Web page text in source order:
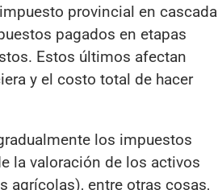
provincial en cascada
pagados en etapas
Estos últimos afectan
y el costo total de hacer
los impuestos
la valoración de los activos
agrícolas), entre otras cosas,